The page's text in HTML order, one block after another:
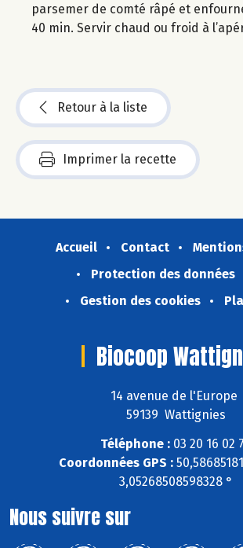
parsemer de comté râpé et
40 min. Servir chaud ou froid à
Retour à la liste
Imprimer la recette
Accueil Contact
Protection des données
Gestion des cookies
Biocoop
14 avenue de l'Europe
59139 Wattignies
Téléphone : 03 20 16 02
Coordonnées GPS :
3,05268508598328 °
Nous suivre sur